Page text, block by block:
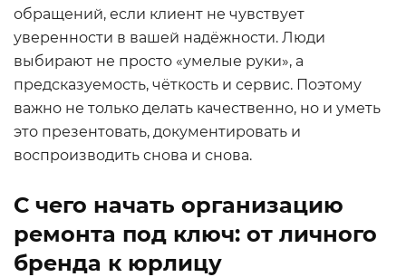
обращений, если клиент не чувствует
уверенности в вашей надёжности. Люди
выбирают не просто «умелые руки», а
предсказуемость, чёткость и сервис. Поэтому
важно не только делать качественно, но и уметь
это презентовать, документировать и
воспроизводить снова и снова.
С чего начать организацию
ремонта под ключ: от личного
бренда к юрлицу